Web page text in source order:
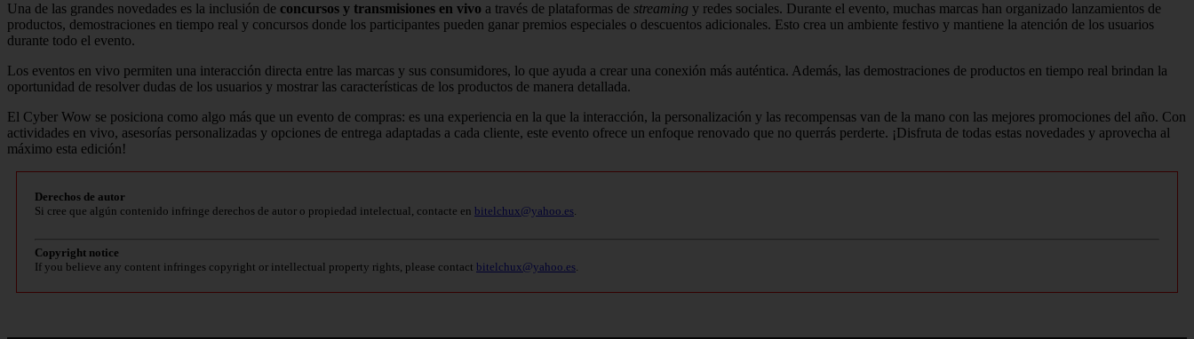
Una de las grandes novedades es la inclusión de concursos y transmisiones en vivo a través de plataformas de streaming y redes sociales. Durante el evento, muchas marcas han organizado lanzamientos de
productos, demostraciones en tiempo real y concursos donde los participantes pueden ganar premios especiales o descuentos adicionales. Esto crea un ambiente festivo y mantiene la atención de los usuarios
durante todo el evento.
Los eventos en vivo permiten una interacción directa entre las marcas y sus consumidores, lo que ayuda a crear una conexión más auténtica. Además, las demostraciones de productos en tiempo real brindan la
oportunidad de resolver dudas de los usuarios y mostrar las características de los productos de manera detallada.
El Cyber Wow se posiciona como algo más que un evento de compras: es una experiencia en la que la interacción, la personalización y las recompensas van de la mano con las mejores promociones del año. Con
actividades en vivo, asesorías personalizadas y opciones de entrega adaptadas a cada cliente, este evento ofrece un enfoque renovado que no querrás perderte. ¡Disfruta de todas estas novedades y aprovecha al
máximo esta edición!
Derechos de autor
Si cree que algún contenido infringe derechos de autor o propiedad intelectual, contacte en bitelchux@yahoo.es.
Copyright notice
If you believe any content infringes copyright or intellectual property rights, please contact bitelchux@yahoo.es.